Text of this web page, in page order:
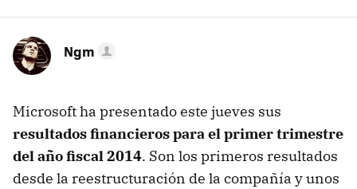
Ngm
Microsoft ha presentado este jueves sus
resultados financieros para el primer trimestre
del año fiscal 2014. Son los primeros resultados
desde la reestructuración de la compañía y unos